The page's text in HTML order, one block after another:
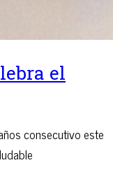
el
consecutivo este